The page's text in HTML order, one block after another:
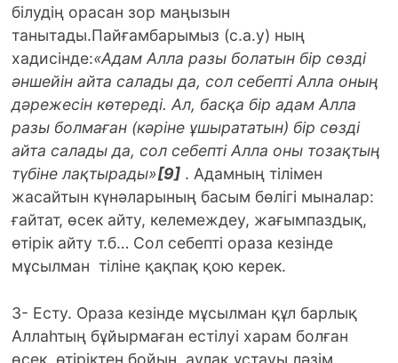
білудің орасан зор маңызын
танытады.Пайғамбарымыз (с.а.у) ның
хадисінде:«Адам Алла разы болатын бір сөзді
әншейін айта салады да, сол себепті Алла оның
дәрежесін көтереді. Ал, басқа бір адам Алла
разы болмаған (кәріне ұшырататын) бір сөзді
айта салады да, сол себепті Алла оны тозақтың
түбіне лақтырады»[9] . Адамның тілімен
жасайтын күнәларының басым бөлігі мыналар:
ғайтат, өсек айту, келемеждеу, жағымпаздық,
өтірік айту т.б… Сол себепті ораза кезінде
мұсылман тіліне қақпақ қою керек.
3- Есту. Ораза кезінде мұсылман құл барлық
Аллаһтың бұйырмаған естілуі харам болған
өсек, өтіріктен бойын аулақ ұстауы ләзім.